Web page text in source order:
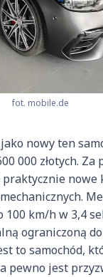
fot. mobile.de
nowy ten
000 złotych. Za
nowe
100 km/h w 3,4
ograniczoną
to samochód,
pewno jest